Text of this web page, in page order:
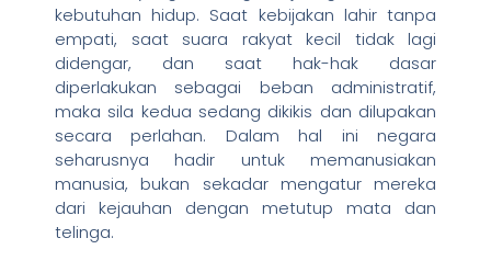
kebutuhan hidup. Saat kebijakan lahir tanpa
empati, saat suara rakyat kecil tidak lagi
didengar, dan saat hak-hak dasar
diperlakukan sebagai beban administratif,
maka sila kedua sedang dikikis dan dilupakan
secara perlahan. Dalam hal ini negara
seharusnya hadir untuk memanusiakan
manusia, bukan sekadar mengatur mereka
dari kejauhan dengan metutup mata dan
telinga.